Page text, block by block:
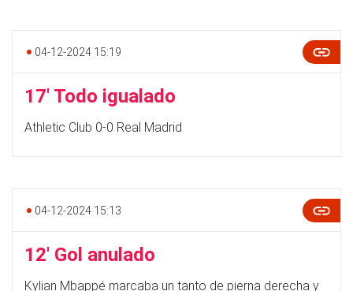
04-12-2024 15:19
17' Todo igualado
Athletic Club 0-0 Real Madrid
04-12-2024 15:13
12' Gol anulado
Kylian Mbappé marcaba un tanto de pierna derecha y